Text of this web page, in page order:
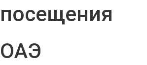
посещения
ОАЭ